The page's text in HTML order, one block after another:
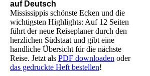
auf Deutsch
Mississippis schönste Ecken und die
wichtigsten Highlights: Auf 12 Seiten
führt der neue Reiseplaner durch den
herzlichen Südstaat und gibt eine
handliche Übersicht für die nächste
Reise. Jetzt als PDF downloaden oder
das gedruckte Heft bestellen!